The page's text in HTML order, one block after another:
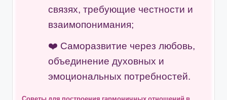
связях, требующие честности и
взаимопонимания;
Саморазвитие через любовь,
объединение духовных и
эмоциональных потребностей.
Советы для построения гармоничных отношений в